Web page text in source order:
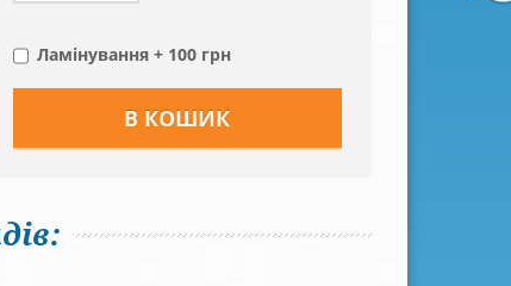
Ламінування + 100 грн